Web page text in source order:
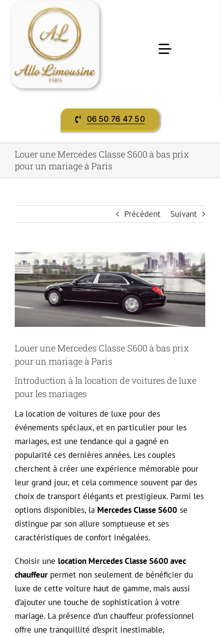
contenu
Toggle
Accueil
Préstations & services
Evènement
06 50 76 47 50
Louer une Mercedes Classe S600 à bas prix
pour un mariage à Paris
Précédent Suivant
Voir
l'image
agrandie
Louer une Mercedes Classe S600 à bas prix
pour un mariage à Paris
Introduction à la location de voitures de luxe
pour les mariages
La location de voitures de luxe pour des
événements spéciaux, et en particulier pour les
mariages, est une tendance qui a gagné en
popularité ces dernières années. Les couples
cherchent à créer une expérience mémorable pour
leur grand jour, et cela commence souvent par des
choix de transport élégants et prestigieux. Parmi les
options disponibles, la Mercedes Classe S600 se
distingue par son allure somptueuse et ses
caractéristiques de confort inégalées.
Choisir une location Mercedes Classe S600 avec
chauffeur permet non seulement de bénéficier du
luxe de cette voiture haut de gamme, mais aussi
d’ajouter une touche de sophistication à votre
mariage. La présence d’un chauffeur professionnel
offre une tranquillité d’esprit inestimable,